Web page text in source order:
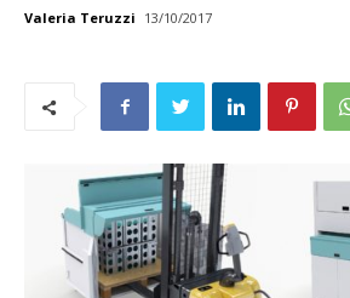
Valeria Teruzzi 13/10/2017